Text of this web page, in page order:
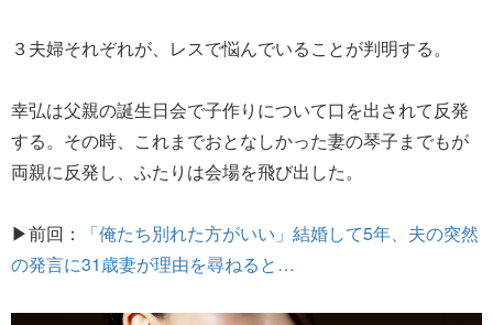
３夫婦それぞれが、レスで悩んでいることが判明する。
幸弘は父親の誕生日会で子作りについて口を出されて反発
する。その時、これまでおとなしかった妻の琴子までもが
両親に反発し、ふたりは会場を飛び出した。
▶前回：
「俺たち別れた方がいい」結婚して5年、夫の突然
の発言に31歳妻が理由を尋ねると…